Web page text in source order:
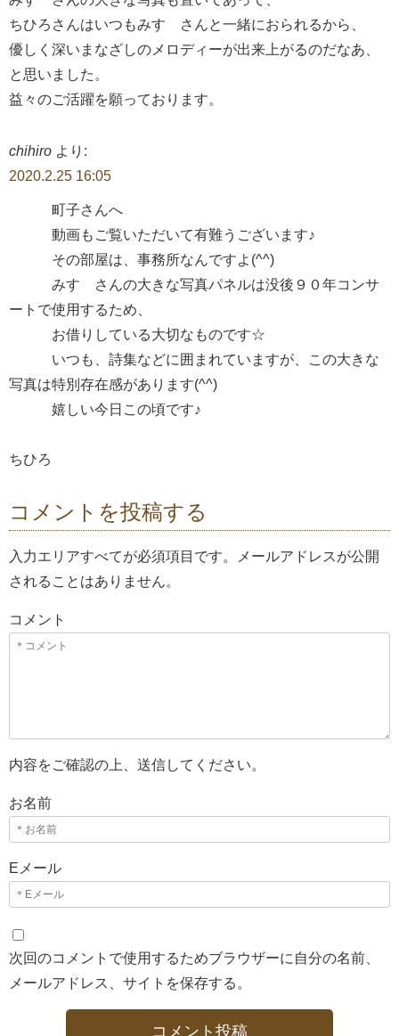
ちひろさんはいつもみすゞさんと一緒におられるから、
優しく深いまなざしのメロディーが出来上がるのだなあ、
と思いました。
益々のご活躍を願っております。
chihiro より:
2020.2.25 16:05
町子さんへ
動画もご覧いただいて有難うございます♪
その部屋は、事務所なんですよ(^^)
みすゞさんの大きな写真パネルは没後９０年コンサ
ートで使用するため、
お借りしている大切なものです☆
いつも、詩集などに囲まれていますが、この大きな
写真は特別存在感があります(^^)
嬉しい今日この頃です♪
ちひろ
コメントを投稿する
入力エリアすべてが必須項目です。メールアドレスが公開
されることはありません。
コメント
内容をご確認の上、送信してください。
お名前
Eメール
次回のコメントで使用するためブラウザーに自分の名前、
メールアドレス、サイトを保存する。